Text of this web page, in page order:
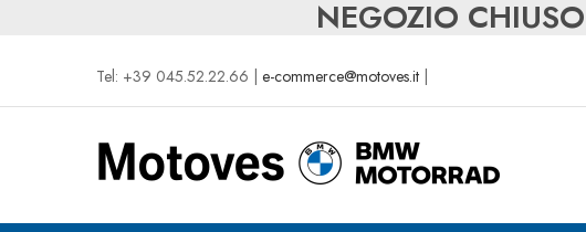
NEGOZIO
Tel: +39 045.52.22.66 | e-commerce@motoves.it